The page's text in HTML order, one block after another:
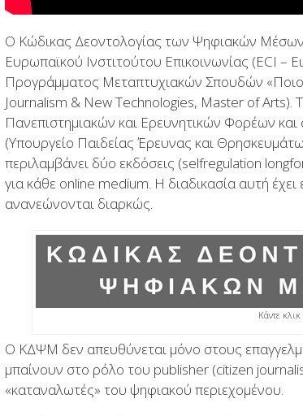
Ο Κώδικας Δεοντολογίας των Ψηφιακών
Ευρωπαϊκού Ινστιτούτου Επικοινωνίας (ECI –
Προγράμματος Μεταπτυχιακών Σπουδών
Journalism & New Technologies, Master of Arts).
Πανεπιστημιακών και Ερευνητικών Φορέων
(Υπουργείο Παιδείας Έρευνας και
περιλαμβάνει δύο εκδόσεις (selfregulation
για κάθε online medium. Η διαδικασία αυτή έχει
ανανεώνονται διαρκώς.
Κάντε
Ο ΚΔΨΜ δεν απευθύνεται μόνο στους
μπαίνουν στο ρόλο του publisher (citizen
«καταναλωτές» του ψηφιακού περιεχομένου.